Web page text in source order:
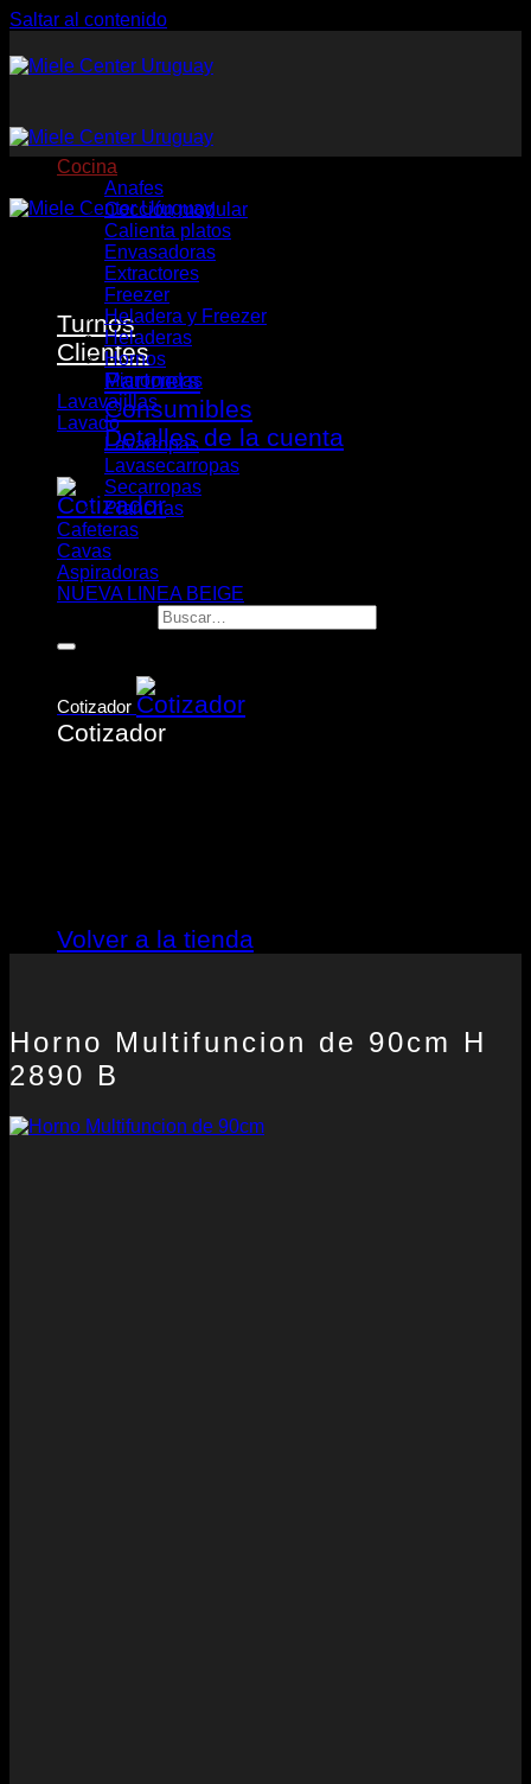
Saltar al contenido
Turnos
Clientes
Partners
Consumibles
Detalles de la cuenta
Cocina
Anafes
Cocción modular
Calienta platos
Envasadoras
Extractores
Freezer
Heladera y Freezer
Heladeras
Hornos
Microondas
Lavavajillas
Lavado
Lavarropas
Lavasecarropas
Secarropas
Planchas
Cafeteras
Cavas
Aspiradoras
NUEVA LINEA BEIGE
Cotizador
Cotizador
Volver a la tienda
Horno Multifuncion de 90cm H
2890 B